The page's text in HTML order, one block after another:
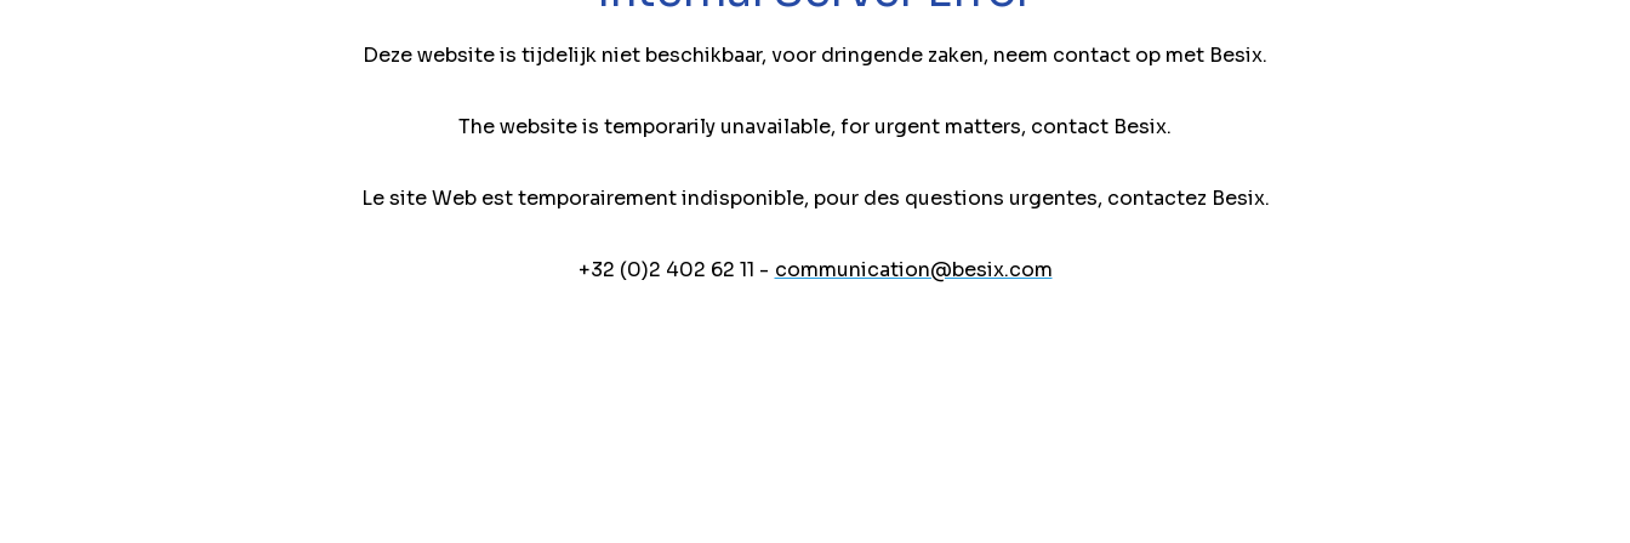
Deze website is tijdelijk niet beschikbaar, voor dringende zaken, neem contact op met Besix.
The website is temporarily unavailable, for urgent matters, contact Besix.
Le site Web est temporairement indisponible, pour des questions urgentes, contactez Besix.
+32 (0)2 402 62 11 - communication@besix.com